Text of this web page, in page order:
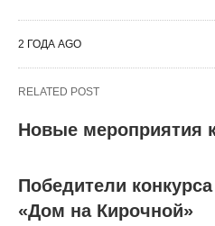
2 ГОДА AGO
RELATED POST
Новые мероприятия
Победители
«Дом на Кирочной»